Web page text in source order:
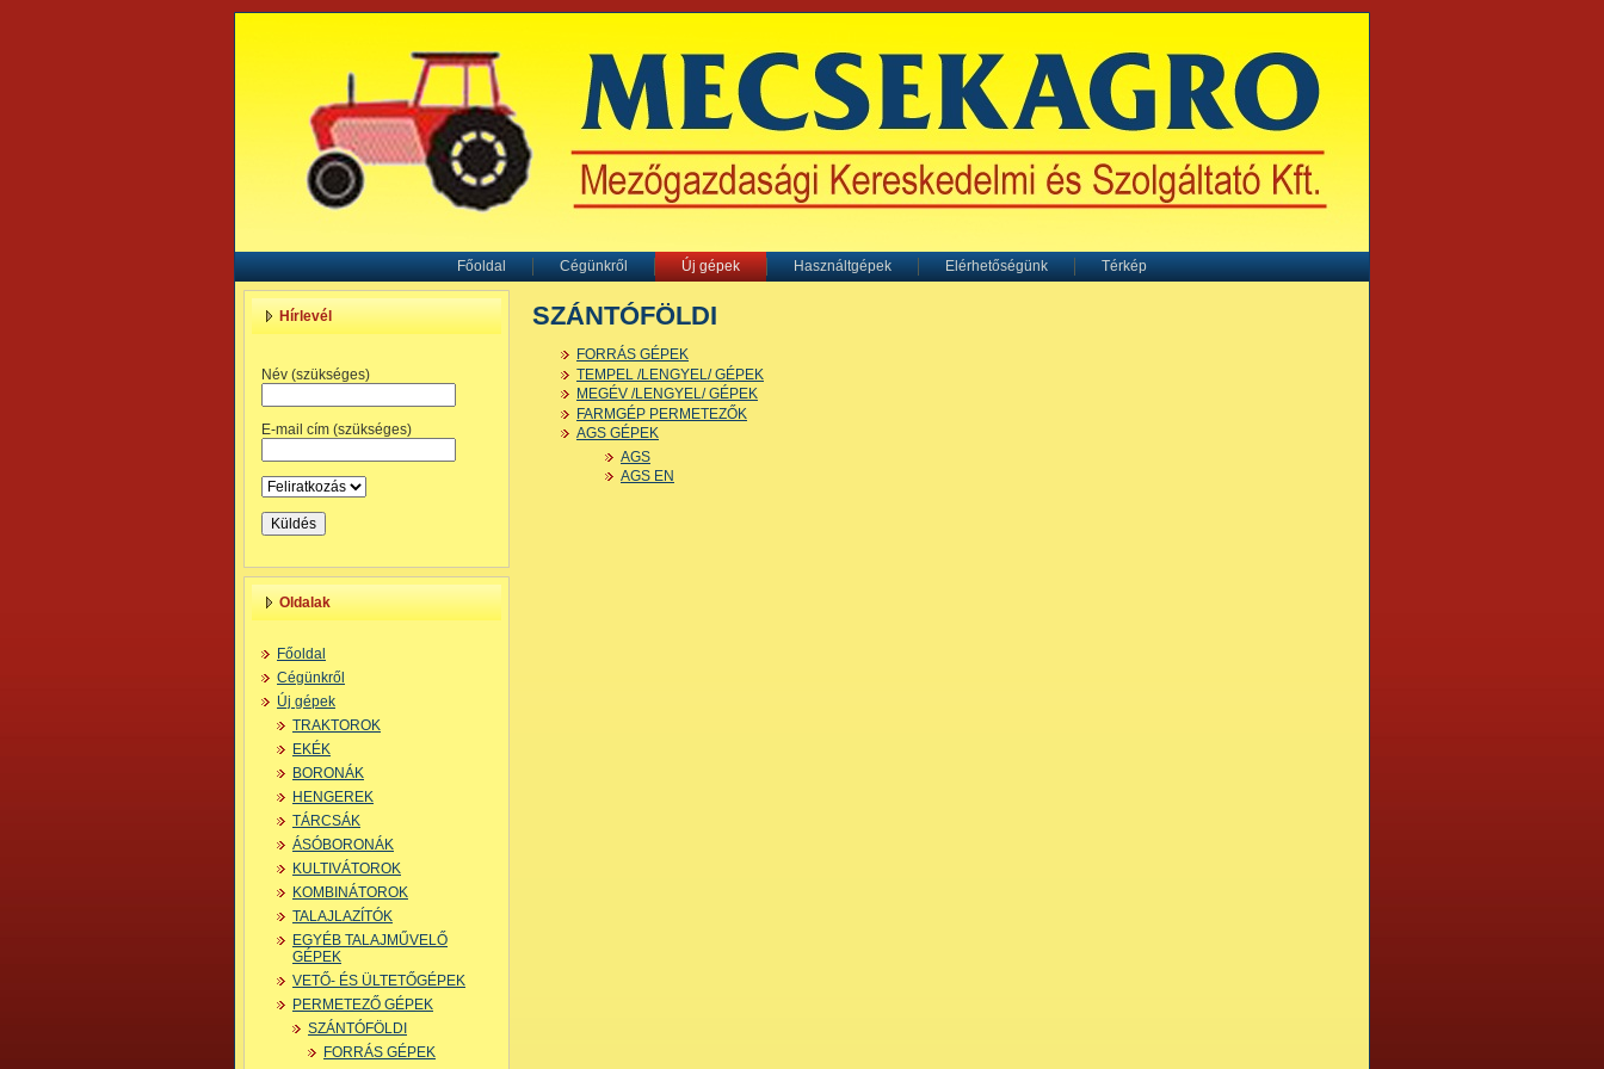
Főoldal Cégünkről Új gépek Használtgépek Elérhetőségünk Térkép
Hírlevél
Név (szükséges)
E-mail cím (szükséges)
Oldalak
Főoldal
Cégünkről
Új gépek
TRAKTOROK
EKÉK
BORONÁK
HENGEREK
TÁRCSÁK
ÁSÓBORONÁK
KULTIVÁTOROK
KOMBINÁTOROK
TALAJLAZÍTÓK
EGYÉB TALAJMŰVELŐ
GÉPEK
VETŐ- ÉS ÜLTETŐGÉPEK
PERMETEZŐ GÉPEK
SZÁNTÓFÖLDI
FORRÁS GÉPEK
SZÁNTÓFÖLDI
FORRÁS GÉPEK
TEMPEL /LENGYEL/ GÉPEK
MEGÉV /LENGYEL/ GÉPEK
FARMGÉP PERMETEZŐK
AGS GÉPEK
AGS
AGS EN